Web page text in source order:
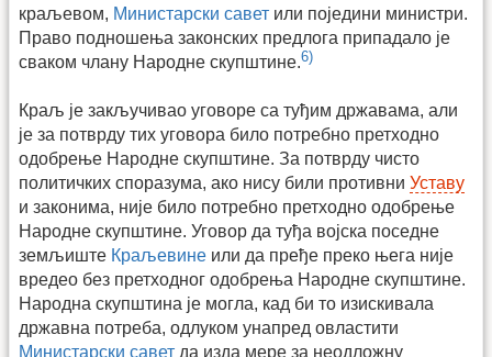
краљевом, Министарски савет или поједини министри.
Право подношења законских предлога припадало је
сваком члану Народне скупштине.6)
Краљ је закључивао уговоре са туђим државама, али
је за потврду тих уговора било потребно претходно
одобрење Народне скупштине. За потврду чисто
политичких споразума, ако нису били противни Уставу
и законима, није било потребно претходно одобрење
Народне скупштине. Уговор да туђа војска поседне
земљиште Краљевине или да пређе преко њега није
вредео без претходног одобрења Народне скупштине.
Народна скупштина је могла, кад би то изискивала
државна потреба, одлуком унапред овластити
Министарски савет да изда мере за неодложну